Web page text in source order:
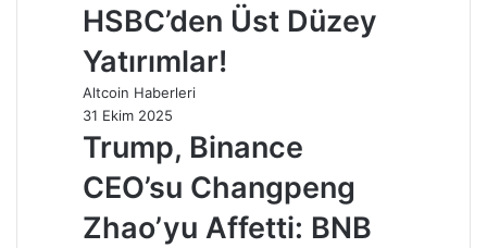
HSBC’den Üst Düzey
Yatırımlar!
Altcoin Haberleri
31 Ekim 2025
Trump, Binance
CEO’su Changpeng
Zhao’yu Affetti: BNB